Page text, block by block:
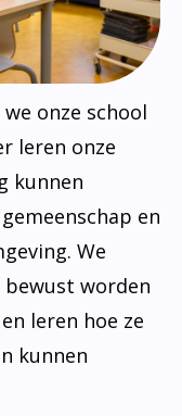
onze school
leren onze
kunnen
en
We
worden
leren hoe ze
kunnen